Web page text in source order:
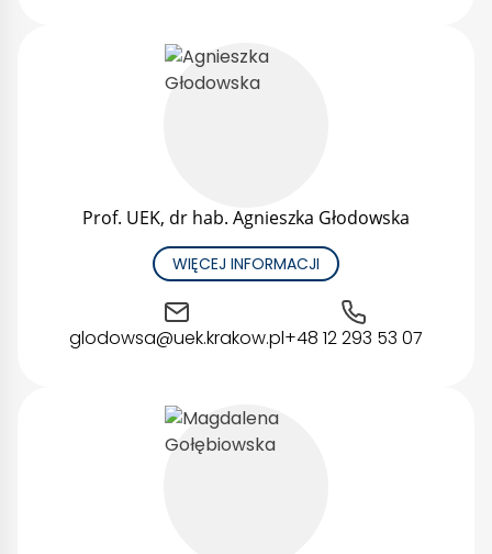
Prof. UEK, dr hab. Agnieszka Głodowska
WIĘCEJ INFORMACJI
glodowsa@uek.krakow.pl+48 12 293 53 07